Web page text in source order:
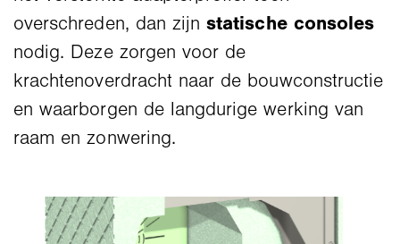
overschreden, dan zijnstatische consoles
nodig. Deze zorgen voor de
krachtenoverdracht naar de bouwconstructie
en waarborgen de langdurige werking van
raam en zonwering.